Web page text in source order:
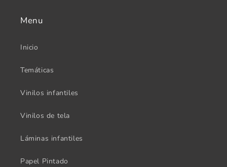
Menu
Inicio
Temáticas
Vinilos infantiles
Vinilos de tela
Láminas infantiles
Papel Pintado